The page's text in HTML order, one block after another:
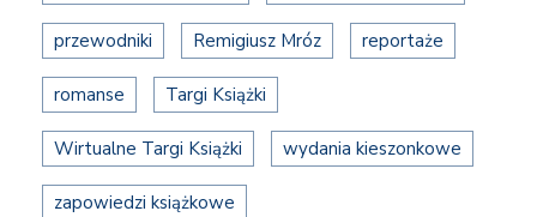
przewodniki Remigiusz Mróz reportaże
romanse Targi Książki
Wirtualne Targi Książki wydania kieszonkowe
zapowiedzi książkowe